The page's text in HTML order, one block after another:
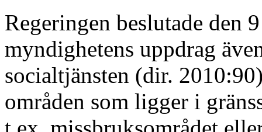
Regeringen beslutade den
myndighetens uppdrag
socialtjänsten (dir.
områden som ligger i